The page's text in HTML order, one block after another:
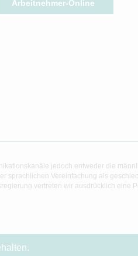
Arbeitnehmer-Online
jedoch entweder die
Vereinfachung als
vertreten wir ausdrücklich eine